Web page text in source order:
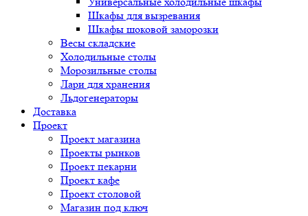
Шкафы для вызревания
Шкафы шоковой заморозки
Весы складские
Холодильные столы
Морозильные столы
Лари для хранения
Льдогенераторы
Доставка
Проект
Проект магазина
Проекты рынков
Проект пекарни
Проект кафе
Проект столовой
Магазин под ключ